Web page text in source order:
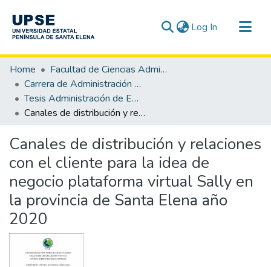
Log In (current)
Communities & Collections
All of DSpace
Statistics
Home
Facultad de Ciencias Administrativas
Carrera de Administración de Empresas
Tesis Administración de Empresas
Canales de distribución y relaciones con el cliente para la idea de negocio plataforma virtual Sally en la provincia de Santa Elena año 2020
Canales de distribución y relaciones
con el cliente para la idea de
negocio plataforma virtual Sally en
la provincia de Santa Elena año
2020